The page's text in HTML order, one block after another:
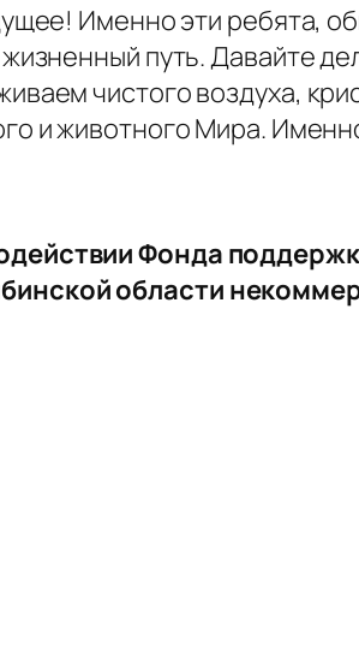
Именно эти ребята,
путь. Давайте
чистого воздуха,
и животного Мира.
Фонда
области